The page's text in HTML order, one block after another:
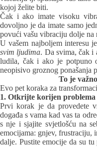
kojoj želite biti.
Čak i ako imate visoku
dovoljno je da imate samo
povući vašu vibraciju dolje na
U vašem najboljem interesu
svim ljudima. Da svima, čak i
ludila, čak i ako je potpuno
neopisivo groznog ponašanja
To je
Evo pet koraka za
1. Otkrijte korijen problema
Prvi korak je da provedete
događa s vama kad vas ta
s nje i sjajite svjetlošću na
emocijama: gnjev, frustraciju,
dalje. Pustite emocije da su